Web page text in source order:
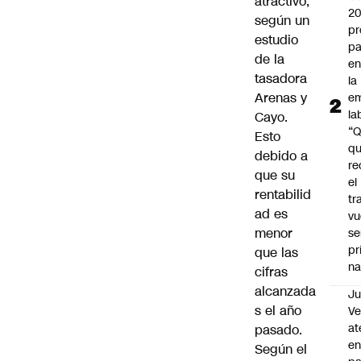
según un
estudio
de la
tasadora
Arenas y
Cayo.
Esto
debido a
que su
rentabilid
ad es
menor
que las
cifras
alcanzada
s el año
pasado.
Según el
20
la
el